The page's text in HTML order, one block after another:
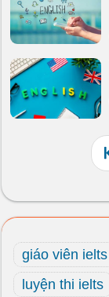
giáo viên ielts
luyện thi ielts